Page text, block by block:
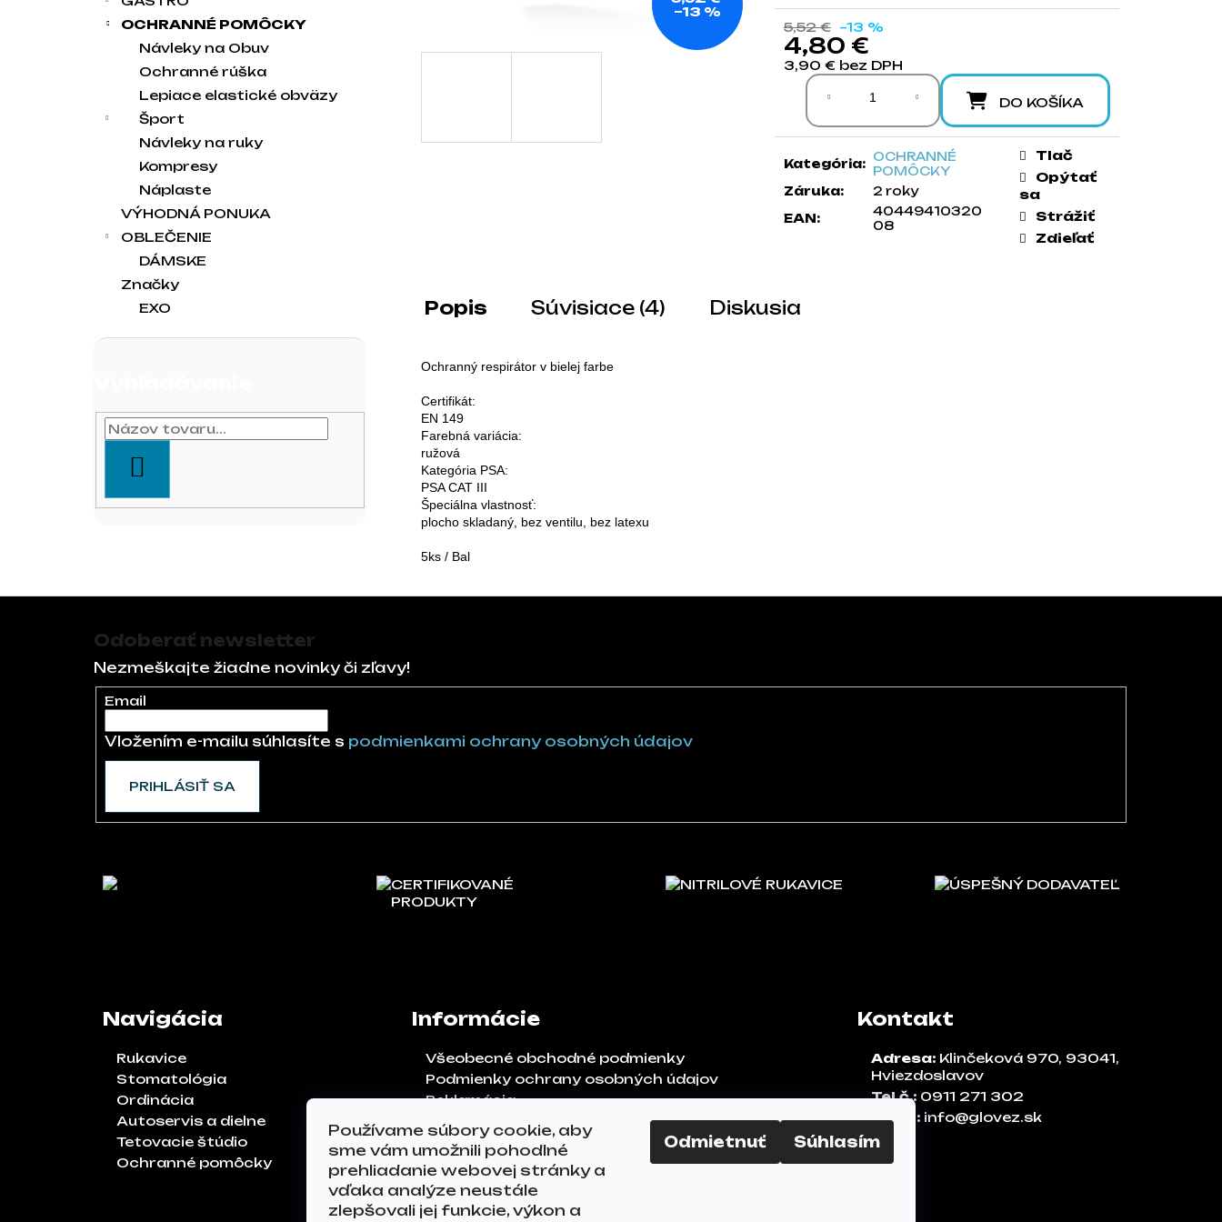
Používame súbory cookie, aby
sme vám umožnili pohodlné
prehliadanie webovej stránky a
vďaka analýze neustále
zlepšovali jej funkcie, výkon a
Odmietnuť Súhlasím
OCHRANNÉ POMÔCKY
Návleky na Obuv
Ochranné rúška
Lepiace elastické obväzy
Šport
Návleky na ruky
Kompresy
Náplaste
VÝHODNÁ PONUKA
OBLEČENIE
DÁMSKE
Značky
EXO
5,52 € –13 %
4,80 €
3,90 € bez DPH
Jednotková cena:
DO KOŠÍKA
Kategória: OCHRANNÉ
POMÔCKY
Záruka:
2 roky
EAN:
40449410320
08
Tlač
Opýtať
sa
Strážiť
Zdieľať
–13 %
Popis Súvisiace (4) Diskusia
Ochranný respirátor v bielej farbe
Certifikát:
EN 149
Farebná variácia:
ružová
Kategória PSA:
PSA CAT III
Špeciálna vlastnosť:
plocho skladaný, bez ventilu, bez latexu
5ks / Bal
Odoberať newsletter
Nezmeškajte žiadne novinky či zľavy!
Email
Vložením e-mailu súhlasíte s podmienkami ochrany osobných údajov
PRIHLÁSIŤ SA
CERTIFIKOVANÉ
PRODUKTY
NITRILOVÉ RUKAVICE ÚSPEŠNÝ DODAVATEĽ
Navigácia
Rukavice
Stomatológia
Ordinácia
Autoservis a dielne
Tetovacie štúdio
Ochranné pomôcky
Informácie
Všeobecné obchodné podmienky
Podmienky ochrany osobných údajov
Reklamácia
Odstúpenie od zmluvy
FAQ
Kontakty
Kontakt
Adresa: Klinčeková 970, 93041,
Hviezdoslavov
Tel.č.: 0911 271 302
Email: info@glovez.sk